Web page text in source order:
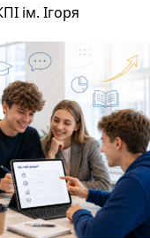
ім. Ігоря